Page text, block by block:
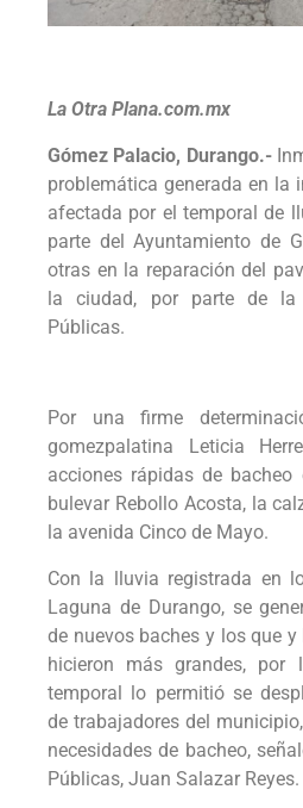
La Otra Plana.com.mx
Gómez Palacio, Durango.-
problemática generada en la
afectada por el temporal de
parte del Ayuntamiento de
otras en la reparación del
la ciudad, por parte de la
Públicas.
Por una firme
gomezpalatina Leticia
acciones rápidas de bacheo
bulevar Rebollo Acosta, la
la avenida Cinco de Mayo.
Con la lluvia registrada en
Laguna de Durango, se
de nuevos baches y los que
hicieron más grandes,
temporal lo permitió se
de trabajadores del
necesidades de bacheo,
Públicas, Juan Salazar Reyes.